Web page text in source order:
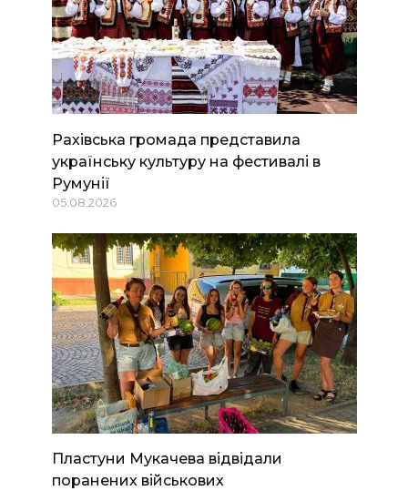
Рахівська громада представила
українську культуру на фестивалі в
Румунії
05.08.2026
Пластуни Мукачева відвідали
поранених військових